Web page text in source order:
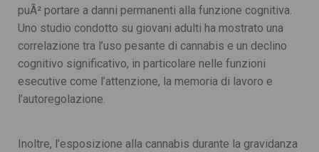
puÃ² portare a danni permanenti alla funzione cognitiva.
Uno studio condotto su giovani adulti ha mostrato una
correlazione tra l’uso pesante di cannabis e un declino
cognitivo significativo, in particolare nelle funzioni
esecutive come l’attenzione, la memoria di lavoro e
l’autoregolazione.
Inoltre, l’esposizione alla cannabis durante la gravidanza